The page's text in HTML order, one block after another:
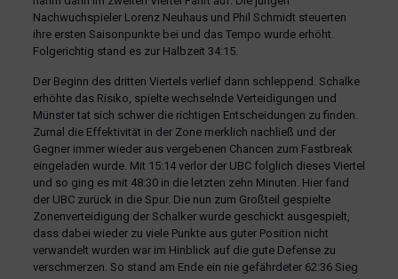
Nachwuchspieler Lorenz Neuhaus und Phil Schmidt steuerten
ihre ersten Saisonpunkte bei und das Tempo wurde erhöht.
Folgerichtig stand es zur Halbzeit 34:15.
Der Beginn des dritten Viertels verlief dann schleppend. Schalke
erhöhte das Risiko, spielte wechselnde Verteidigungen und
Münster tat sich schwer die richtigen Entscheidungen zu finden.
Zumal die Effektivität in der Zone merklich nachließ und der
Gegner immer wieder aus vergebenen Chancen zum Fastbreak
eingeladen wurde. Mit 15:14 verlor der UBC folglich dieses Viertel
und so ging es mit 48:30 in die letzten zehn Minuten. Hier fand
der UBC zurück in die Spur. Die nun zum Großteil gespielte
Zonenverteidigung der Schalker wurde geschickt ausgespielt,
dass dabei wieder zu viele Punkte aus guter Position nicht
verwandelt wurden war im Hinblick auf die gute Defense zu
verschmerzen. So stand am Ende ein nie gefährdeter 62:36 Sieg